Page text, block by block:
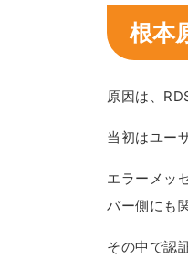
根本
原因は、
当初はユー
エラーメッ
バー側にも
その中で認